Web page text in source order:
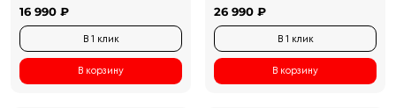
16 990 ₽
В 1 клик
В корзину
26 990 ₽
В 1 клик
В корзину